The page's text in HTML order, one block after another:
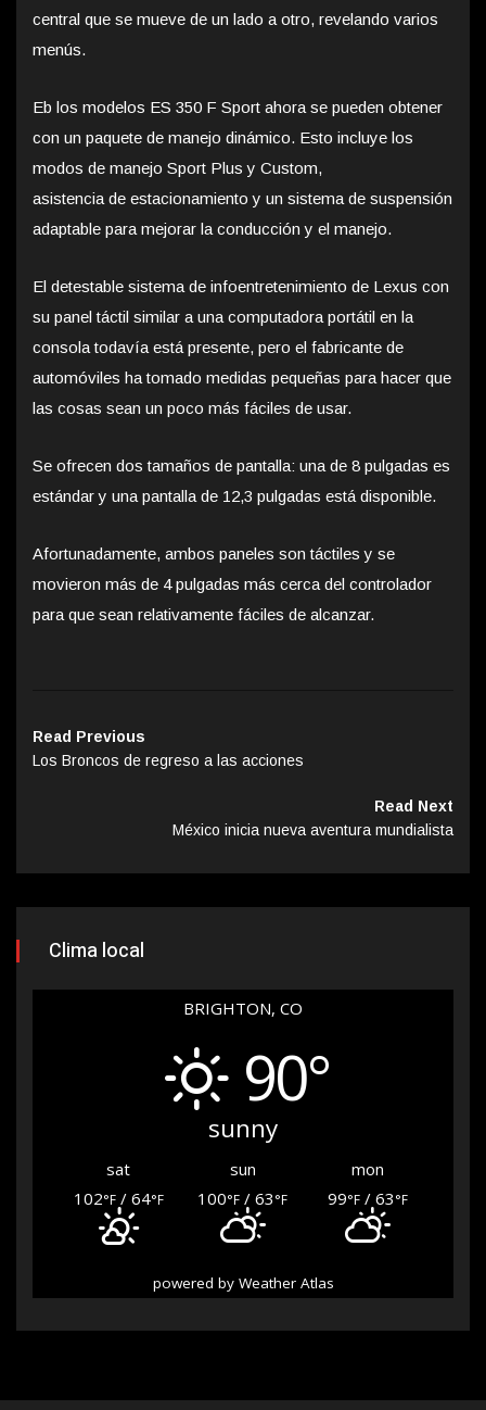
central que se mueve de un lado a otro, revelando varios
menús.
Eb los modelos ES 350 F Sport ahora se pueden obtener
con un paquete de manejo dinámico. Esto incluye los
modos de manejo Sport Plus y Custom,
asistencia de estacionamiento y un sistema de suspensión
adaptable para mejorar la conducción y el manejo.
El detestable sistema de infoentretenimiento de Lexus con
su panel táctil similar a una computadora portátil en la
consola todavía está presente, pero el fabricante de
automóviles ha tomado medidas pequeñas para hacer que
las cosas sean un poco más fáciles de usar.
Se ofrecen dos tamaños de pantalla: una de 8 pulgadas es
estándar y una pantalla de 12,3 pulgadas está disponible.
Afortunadamente, ambos paneles son táctiles y se
movieron más de 4 pulgadas más cerca del controlador
para que sean relativamente fáciles de alcanzar.
Read Previous
Los Broncos de regreso a las acciones
Read Next
México inicia nueva aventura mundialista
Clima local
BRIGHTON, CO
90°
sunny
sat sun
mon
102°F/ 64°F 100°F / 63°F 99°F/ 63°F
powered by Weather Atlas